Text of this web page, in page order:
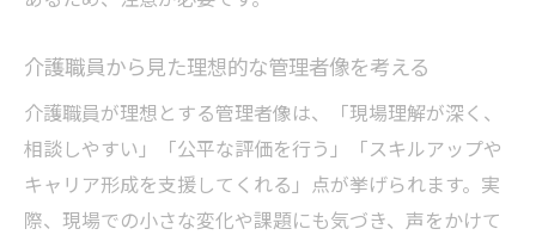
介護職員から見た理想的な管理者像を考える
介護職員が理想とする管理者像は、「現場理解が深く、
相談しやすい」「公平な評価を行う」「スキルアップや
キャリア形成を支援してくれる」点が挙げられます。実
際、現場での小さな変化や課題にも気づき、声をかけて